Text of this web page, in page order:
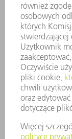
ZASADY
ZAPEWNIENIE
SYSTEM
INFORMACJE
MAGAZYNY
ŚRODOWISKO I
SPOŁECZEŃSTWO
KIEROWANIE